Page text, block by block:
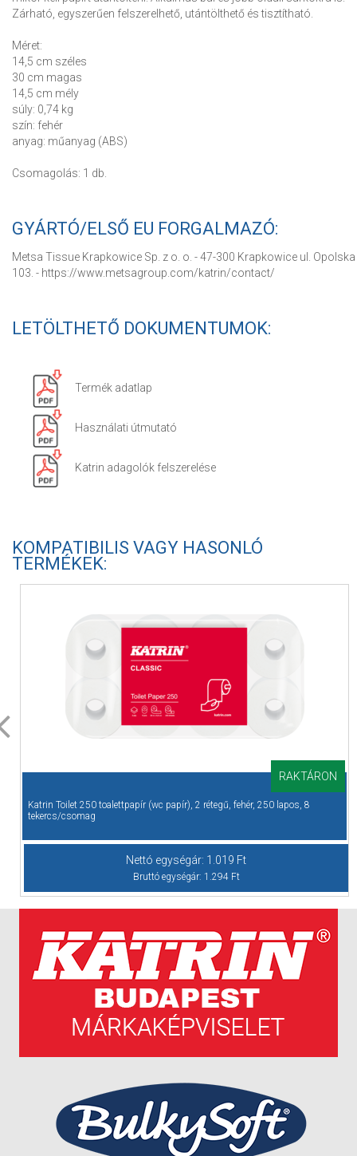
Zárható, egyszerűen felszerelhető, utántölthető és tisztítható.
Méret:
14,5 cm széles
30 cm magas
14,5 cm mély
súly: 0,74 kg
szín: fehér
anyag: műanyag (ABS)
Csomagolás: 1 db.
GYÁRTÓ/ELSŐ EU FORGALMAZÓ:
Metsa Tissue Krapkowice Sp. z o. o. - 47-300 Krapkowice ul. Opolska
103. - https://www.metsagroup.com/katrin/contact/
LETÖLTHETŐ DOKUMENTUMOK:
Termék adatlap
Használati útmutató
Katrin adagolók felszerelése
KOMPATIBILIS VAGY HASONLÓ
TERMÉKEK:
RAKTÁRON
Katrin Toilet 250 toalettpapír (wc papír), 2 rétegű, fehér, 250 lapos, 8
tekercs/csomag
Nettó egységár: 1.019 Ft
Bruttó egységár: 1.294 Ft